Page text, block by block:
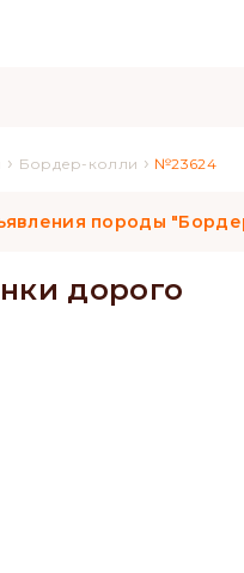
› Бордер-колли › №23624
породы
дорого